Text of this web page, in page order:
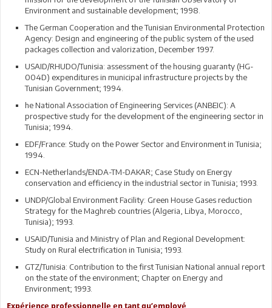
Environment and sustainable development; 1998.
The German Cooperation and the Tunisian Environmental Protection
Agency: Design and engineering of the public system of the used
packages collection and valorization, December 1997.
USAID/RHUDO/Tunisia: assessment of the housing guaranty (HG-
004D) expenditures in municipal infrastructure projects by the
Tunisian Government; 1994.
he National Association of Engineering Services (ANBEIC): A
prospective study for the development of the engineering sector in
Tunisia; 1994.
EDF/France: Study on the Power Sector and Environment in Tunisia;
1994.
ECN-Netherlands/ENDA-TM-DAKAR; Case Study on Energy
conservation and efficiency in the industrial sector in Tunisia; 1993.
UNDP/Global Environment Facility: Green House Gases reduction
Strategy for the Maghreb countries (Algeria, Libya, Morocco,
Tunisia); 1993.
USAID/Tunisia and Ministry of Plan and Regional Development:
Study on Rural electrification in Tunisia; 1993.
GTZ/Tunisia: Contribution to the first Tunisian National annual report
on the state of the environment; Chapter on Energy and
Environment; 1993.
Expérience professionnelle en tant qu’employé